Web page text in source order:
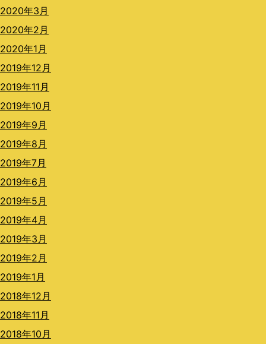
2020年3月
2020年2月
2020年1月
2019年12月
2019年11月
2019年10月
2019年9月
2019年8月
2019年7月
2019年6月
2019年5月
2019年4月
2019年3月
2019年2月
2019年1月
2018年12月
2018年11月
2018年10月